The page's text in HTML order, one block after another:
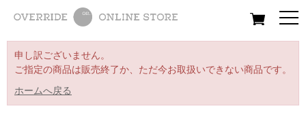
All Women Men
申し訳ございません。
ご指定の商品は販売終了か、ただ今お取扱いできない商品です。
ホームへ戻る